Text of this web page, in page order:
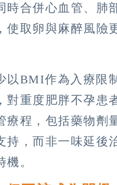
時合併心血管、肺
使取卵與麻醉風險
以BMI作為入療限
對重度肥胖不孕患
療程，包括藥物劑
持，而非一味延後
。